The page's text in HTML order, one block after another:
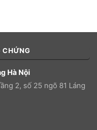
CHỨNG
Hà Nội
2, số 25 ngõ 81 Láng